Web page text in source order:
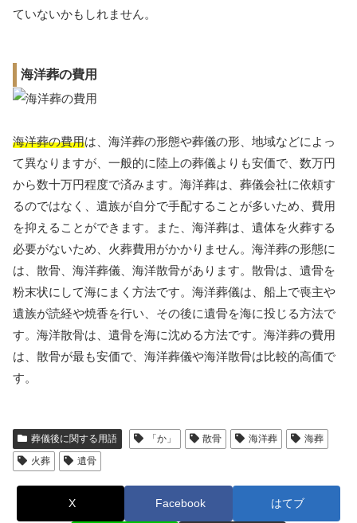
ていないかもしれません。
海洋葬の費用
海洋葬の費用は、海洋葬の形態や葬儀の形、地域などによっ
て異なりますが、一般的に陸上の葬儀よりも安価で、数万円
から数十万円程度で済みます。海洋葬は、葬儀会社に依頼す
るのではなく、遺族が自分で手配することが多いため、費用
を抑えることができます。また、海洋葬は、遺体を火葬する
必要がないため、火葬費用がかかりません。海洋葬の形態に
は、散骨、海洋葬儀、海洋散骨があります。散骨は、遺骨を
粉末状にして海にまく方法です。海洋葬儀は、船上で喪主や
遺族が読経や焼香を行い、その後に遺骨を海に投じる方法で
す。海洋散骨は、遺骨を海に沈める方法です。海洋葬の費用
は、散骨が最も安価で、海洋葬儀や海洋散骨は比較的高価で
す。
葬儀後に関する用語 「か」 散骨 海洋葬
海葬
火葬
遺骨
X Facebook はてブ